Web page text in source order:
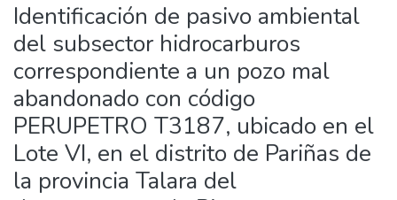
Estad. Externas
Guias ▾
Identificación de pasivo ambiental
del subsector hidrocarburos
correspondiente a un pozo mal
abandonado con código
PERUPETRO T3187, ubicado en el
Lote VI, en el distrito de Pariñas de
la provincia Talara del